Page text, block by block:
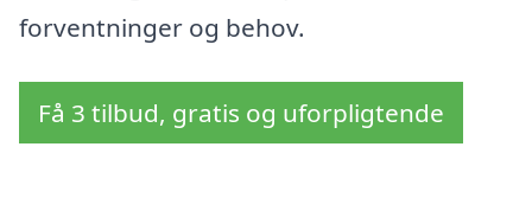
forventninger og behov.
Få 3 tilbud, gratis og uforpligtende